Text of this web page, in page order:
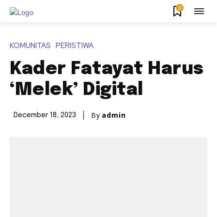
0
KOMUNITAS PERISTIWA
Kader Fatayat Harus
‘Melek’ Digital
December 18, 2023 By admin